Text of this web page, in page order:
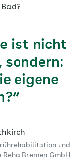
ist nicht
sondern:
eigene
und
Bremen GmbH